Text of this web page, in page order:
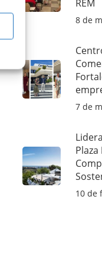
REM
8 de
7 de
Plaza
10 de